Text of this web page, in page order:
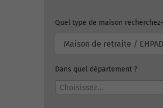
Quel type de maison
Dans quel département ?
Choisissez...